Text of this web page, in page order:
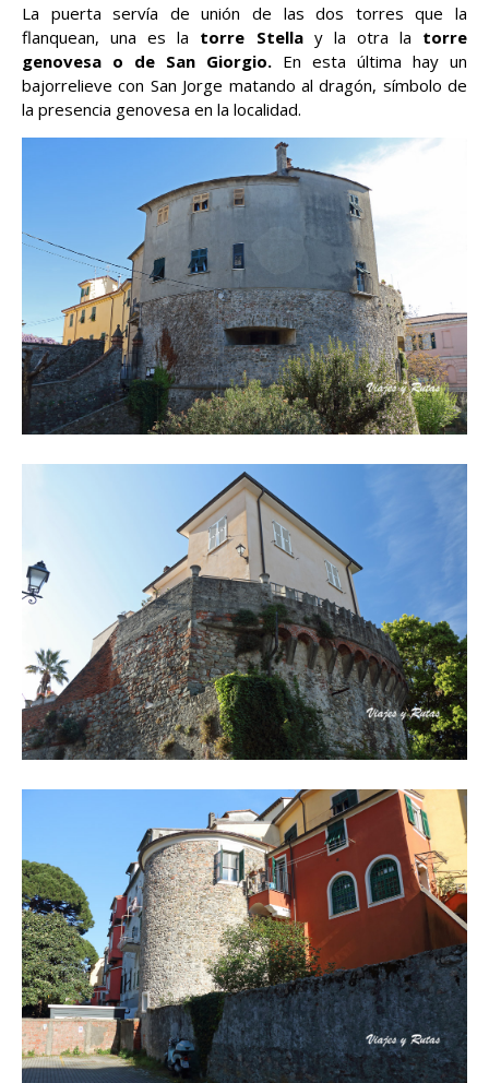
La puerta servía de unión de las dos torres que la
flanquean, una es la torre Stellay la otra la torre
genovesa o de San Giorgio. En esta última hay un
bajorrelieve con San Jorge matando al dragón, símbolo de
la presencia genovesa en la localidad.